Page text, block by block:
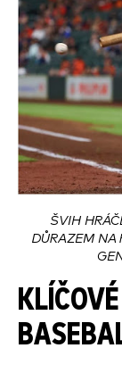
ŠVIH
DŮRAZEM NA